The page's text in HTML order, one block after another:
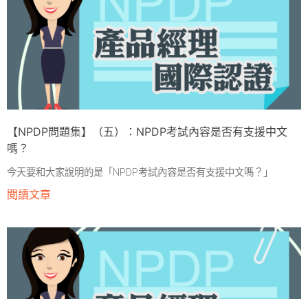
【NPDP問題集】（五）：NPDP考試內容是否有支援中文
嗎？
今天要和大家說明的是「NPDP考試內容是否有支援中文嗎？」
閱讀文章